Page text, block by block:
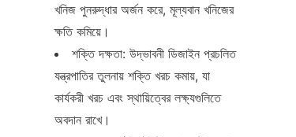
খনিজ পুনরুদ্ধার অর্জন করে, মূল্যবান খনিজের
ক্ষতি কমিয়ে।
শক্তি দক্ষতা: উদ্ভাবনী ডিজাইন প্রচলিত
যন্ত্রপাতির তুলনায় শক্তি খরচ কমায়, যা
কার্যকরী খরচ এবং স্থায়িত্বের লক্ষ্যগুলিতে
অবদান রাখে।